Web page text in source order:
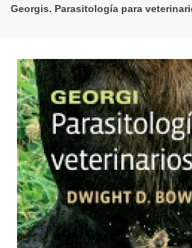
Georgis. Parasitología para